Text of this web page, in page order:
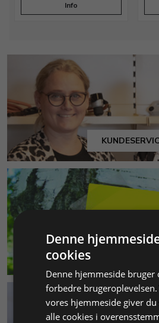
Info
MILJØ &
Denne
cookies
Denne hjemmeside bruger
forbedre
vores hjemmeside giver
alle cookies i